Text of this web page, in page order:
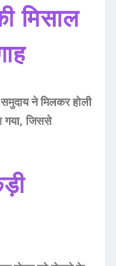
मिसाल
ने मिलकर होली
गया, जिससे